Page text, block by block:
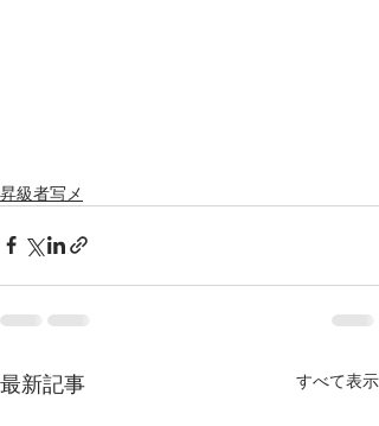
昇級者写メ
最新記事 すべて表示